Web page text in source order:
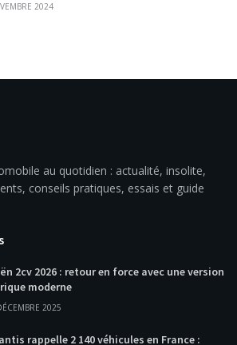
2024
au quotidien : actualité, insolite,
conseils pratiques, essais et guide
2cv 2026 : retour en force avec une version
moderne
2025
rappelle 2 140 véhicules en France :